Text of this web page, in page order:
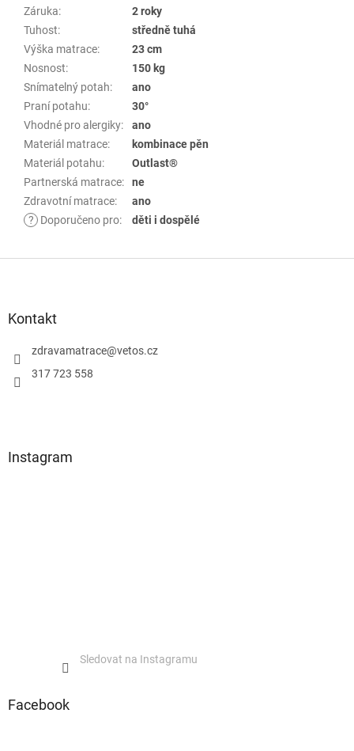
Záruka:
2 roky
Tuhost:
středně tuhá
Výška matrace:
23 cm
Nosnost:
150 kg
Snímatelný potah:
ano
Praní potahu:
30°
Vhodné pro alergiky:
ano
Materiál matrace:
kombinace pěn
Materiál potahu:
Outlast®
Partnerská matrace:
ne
Zdravotní matrace:
ano
?
Doporučeno pro: děti i dospělé
pKontakt
zdravamatrace@vetos.cz
317 723 558
Instagram
Sledovat na Instagramu
Facebook